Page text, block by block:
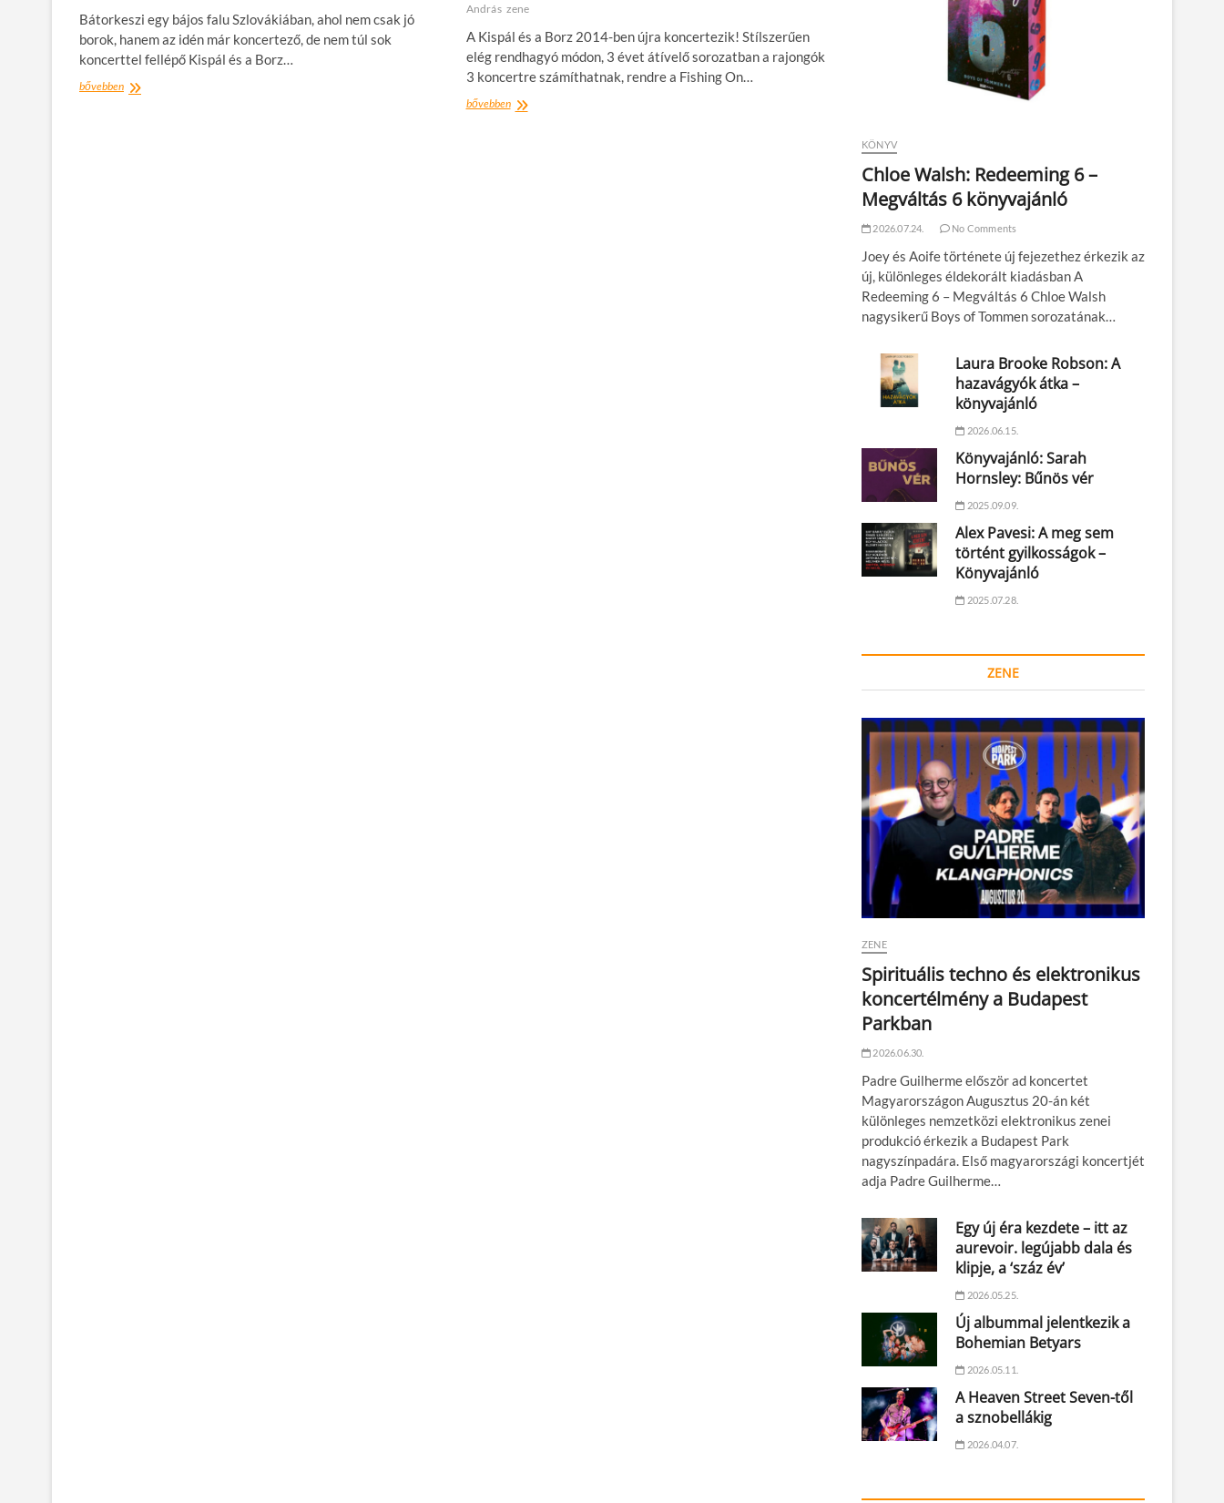
Bátorkeszi egy bájos falu Szlovákiában, ahol nem csak jó
borok, hanem az idén már koncertező, de nem túl sok
koncerttel fellépő Kispál és a Borz…
bővebbenBátorkeszi
András zene
A Kispál és a Borz 2014-ben újra koncertezik! Stílszerűen
elég rendhagyó módon, 3 évet átívelő sorozatban a rajongók
3 koncertre számíthatnak, rendre a Fishing On…
bővebbenA
KÖNYV
Chloe Walsh: Redeeming 6 –
Megváltás 6 könyvajánló
2026.07.24. No Comments
Joey és Aoife története új fejezethez érkezik az
új, különleges éldekorált kiadásban A
Redeeming 6 – Megváltás 6 Chloe Walsh
nagysikerű Boys of Tommen sorozatának…
Laura Brooke Robson: A
hazavágyók átka –
könyvajánló
2026.06.15.
Könyvajánló: Sarah
Hornsley: Bűnös vér
2025.09.09.
Alex Pavesi: A meg sem
történt gyilkosságok –
Könyvajánló
2025.07.28.
ZENE
ZENE
Spirituális techno és elektronikus
koncertélmény a Budapest
Parkban
2026.06.30.
Padre Guilherme először ad koncertet
Magyarországon Augusztus 20-án két
különleges nemzetközi elektronikus zenei
produkció érkezik a Budapest Park
nagyszínpadára. Első magyarországi koncertjét
adja Padre Guilherme…
Egy új éra kezdete – itt az
aurevoir. legújabb dala és
klipje, a ‘száz év’
2026.05.25.
Új albummal jelentkezik a
Bohemian Betyars
2026.05.11.
A Heaven Street Seven-től
a sznobellákig
2026.04.07.